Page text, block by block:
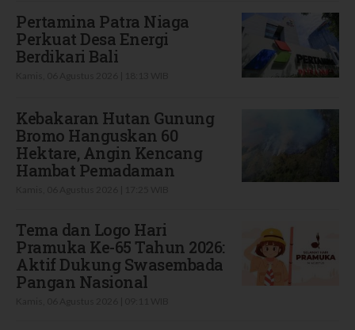
Pertamina Patra Niaga
Perkuat Desa Energi
Berdikari Bali
Kebakaran Hutan Gunung
Bromo Hanguskan 60
Hektare, Angin Kencang
Hambat Pemadaman
Tema dan Logo Hari
Pramuka Ke-65 Tahun 2026:
Aktif Dukung Swasembada
Pangan Nasional